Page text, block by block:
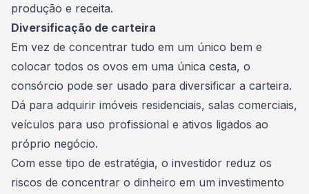
produção e receita.
Diversificação de carteira
Em vez de concentrar tudo em um único bem e
colocar todos os ovos em uma única cesta, o
consórcio pode ser usado para diversificar a carteira.
Dá para adquirir imóveis residenciais, salas comerciais,
veículos para uso profissional e ativos ligados ao
próprio negócio.
Com esse tipo de estratégia, o investidor reduz os
riscos de concentrar o dinheiro em um investimento